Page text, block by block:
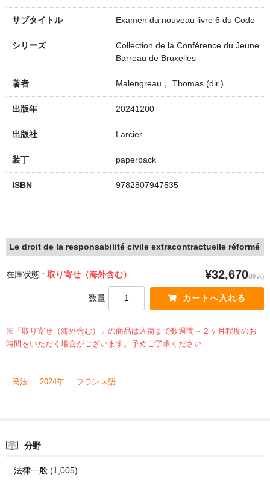
サブタイトル Examen du nouveau livre 6 du Code
シリーズ
Collection de la Conférence du Jeune
Barreau de Bruxelles
著者 Malengreau， Thomas (dir.)
出版年 20241200
出版社 Larcier
装丁 paperback
ISBN 9782807947535
Le droit de la responsabilité civile extracontractuelle réformé
在庫状態 : 取り寄せ（海外含む） ¥32,670(税込)
数量
※「取り寄せ（海外含む）」の商品は入荷まで数週間～２ヶ月程度のお
時間をいただく場合がございます。予めご了承ください
民法 2024年 フランス語
分野
法律一般(1,005)